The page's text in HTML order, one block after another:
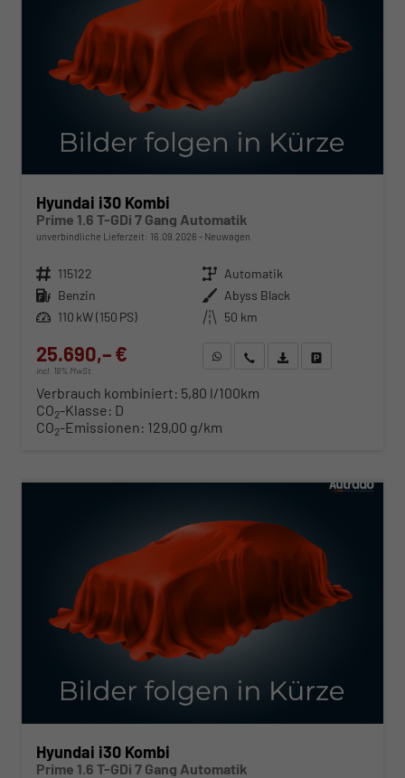
Hyundai i30 Kombi
Prime 1.6 T-GDi 7 Gang Automatik
unverbindliche Lieferzeit: 16.09.2026 Neuwagen
Fahrzeugnr. 115122 Getriebe Automatik
Kraftstoff Benzin Außenfarbe Abyss Black
Leistung 110 kW (150 PS) Kilometerstand 50 km
25.690,– €
incl. 19% MwSt.
WhatsApp anfragen
Wir rufen Sie anFahrzeugexposé (PDF)
Verbrauch kombiniert: 5,80 l/100km
CO2-Klasse: D
CO2-Emissionen: 129,00 g/km
Hyundai i30 Kombi
Prime 1.6 T-GDi 7 Gang Automatik